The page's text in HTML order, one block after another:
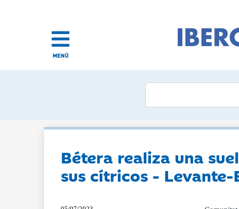
MENÚ
Bétera realiza una
sus cítricos - Levante-